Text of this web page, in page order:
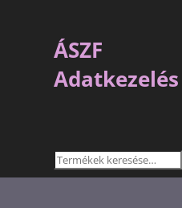
ÁSZF
Adatkezelés
Keresés
a